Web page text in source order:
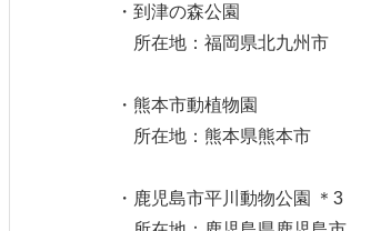
・到津の森公園
所在地：福岡県北九州市
・熊本市動植物園
所在地：熊本県熊本市
・鹿児島市平川動物公園 ＊3